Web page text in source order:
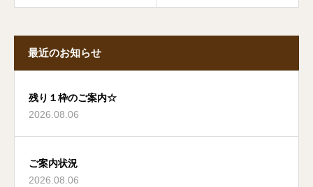
最近のお知らせ
残り１枠のご案内☆
2026.08.06
ご案内状況
2026.08.06